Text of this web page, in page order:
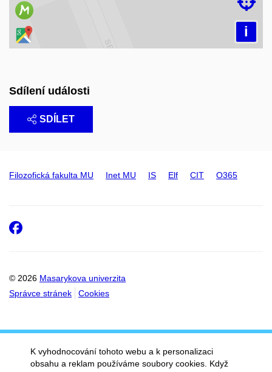
i
Sdílení události
SDÍLET
Filozofická fakulta MU Inet MU IS Elf CIT O365
© 2026 Masarykova univerzita
Správce stránek
Cookies
Facebook
K vyhodnocování tohoto webu a k personalizaci
obsahu a reklam používáme soubory cookies. Když